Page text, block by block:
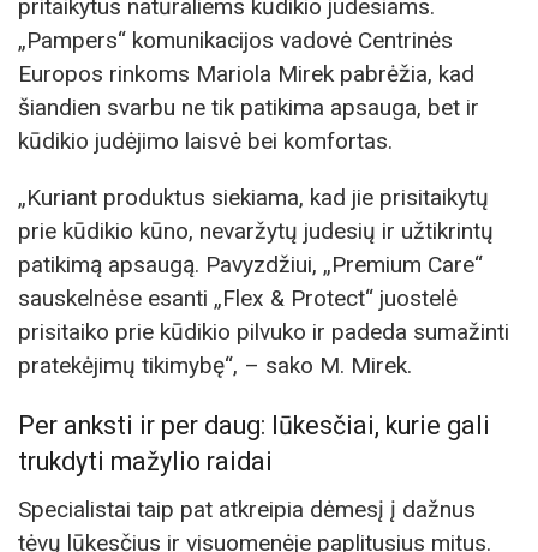
pritaikytus natūraliems kūdikio judesiams.
„Pampers“ komunikacijos vadovė Centrinės
Europos rinkoms Mariola Mirek pabrėžia, kad
šiandien svarbu ne tik patikima apsauga, bet ir
kūdikio judėjimo laisvė bei komfortas.
„Kuriant produktus siekiama, kad jie prisitaikytų
prie kūdikio kūno, nevaržytų judesių ir užtikrintų
patikimą apsaugą. Pavyzdžiui, „Premium Care“
sauskelnėse esanti „Flex & Protect“ juostelė
prisitaiko prie kūdikio pilvuko ir padeda sumažinti
pratekėjimų tikimybę“, – sako M. Mirek.
Per anksti ir per daug: lūkesčiai, kurie gali
trukdyti mažylio raidai
Specialistai taip pat atkreipia dėmesį į dažnus
tėvų lūkesčius ir visuomenėje paplitusius mitus.